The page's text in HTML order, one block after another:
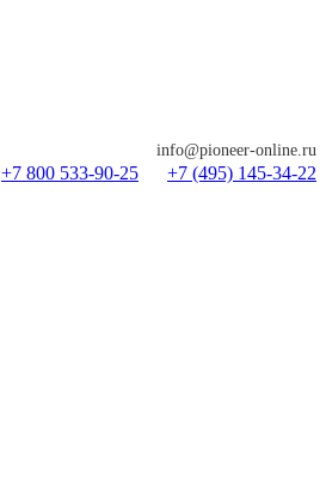
info@pioneer-online.ru
+7 800 533-90-25
+7 (495) 145-34-22